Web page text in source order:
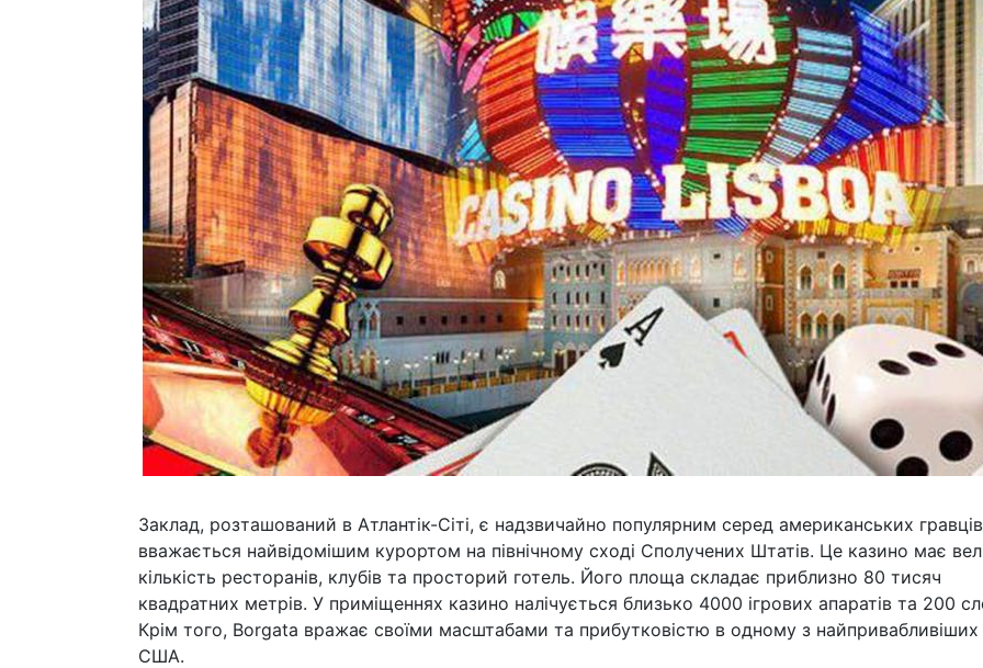
Заклад, розташований в Атлантік-Сіті, є надзвичайно популярним серед американських гравців
вважається найвідомішим курортом на північному сході Сполучених Штатів. Це казино має
кількість ресторанів, клубів та просторий готель. Його площа складає приблизно 80 тисяч
квадратних метрів. У приміщеннях казино налічується близько 4000 ігрових апаратів та 200
Крім того, Borgata вражає своїми масштабами та прибутковістю в одному з найпривабливіших
США.